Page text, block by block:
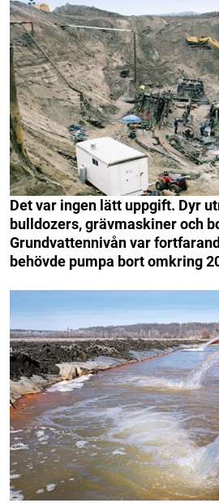
Det var ingen lätt uppgift. Dyr
bulldozers, grävmaskiner och
Grundvattennivån var
behövde pumpa bort omkring